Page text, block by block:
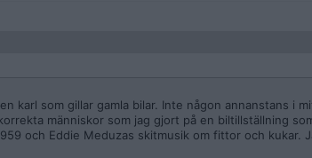
karl som gillar gamla bilar. Inte någon annanstans i
människor som jag gjort på en biltillställning
och Eddie Meduzas skitmusik om fittor och kukar.